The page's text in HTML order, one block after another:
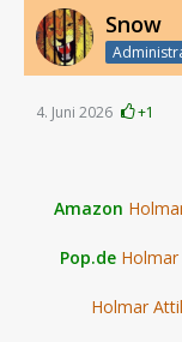
Snow
4. Juni 2026 +1
Amazon
Pop.de
Holmar